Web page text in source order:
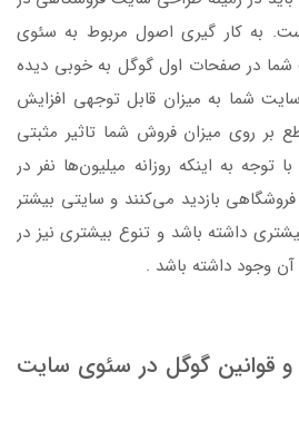
به کار گیری اصول مربوط به سئوی
در صفحات اول گوگل به خوبی دیده
شما به میزان قابل توجهی افزایش
بر روی میزان فروش شما تاثیر مثبتی
به اینکه روزانه میلیون‌ها نفر در
بازدید می‌کنند و سایتی بیشتر
داشته باشد و تنوع بیشتری نیز در
وجود داشته باشد .
قوانین گوگل در سئوی سایت